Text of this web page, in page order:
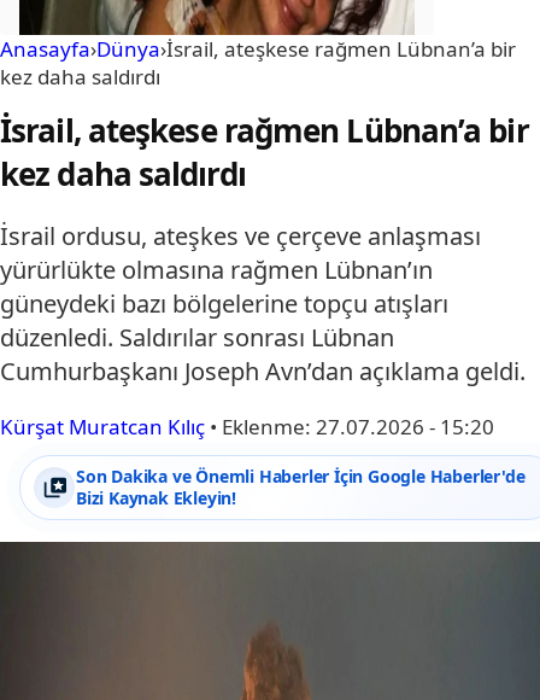
Anasayfa›Dünya›İsrail, ateşkese rağmen Lübnan’a bir
kez daha saldırdı
İsrail, ateşkese rağmen Lübnan’a bir
kez daha saldırdı
İsrail ordusu, ateşkes ve çerçeve anlaşması
yürürlükte olmasına rağmen Lübnan’ın
güneydeki bazı bölgelerine topçu atışları
düzenledi. Saldırılar sonrası Lübnan
Cumhurbaşkanı Joseph Avn’dan açıklama geldi.
Kürşat Muratcan Kılıç • Eklenme: 27.07.2026 - 15:20
Son Dakika ve Önemli Haberler İçin Google Haberler'de
Bizi Kaynak Ekleyin!